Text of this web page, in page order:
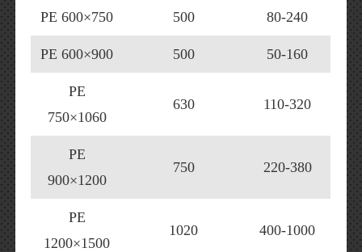
PE 600×750 500 80-240
PE 600×900 500 50-160
PE
750×1060
630 110-320
PE
900×1200
750 220-380
PE
1200×1500
1020 400-1000